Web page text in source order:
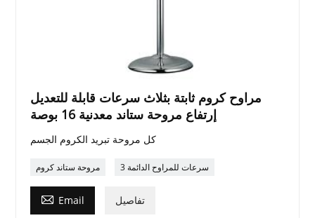
مراوح كروم ثابتة بثلاث سرعات قابلة للتعديل
إرتفاع مروحة ستاند معدنية 16 بوصة
كل مروحة تبريد الكروم الجسم
مروحة ستاند كروم 3 سرعات للمراوح الدائمة
 Email تفاصيل